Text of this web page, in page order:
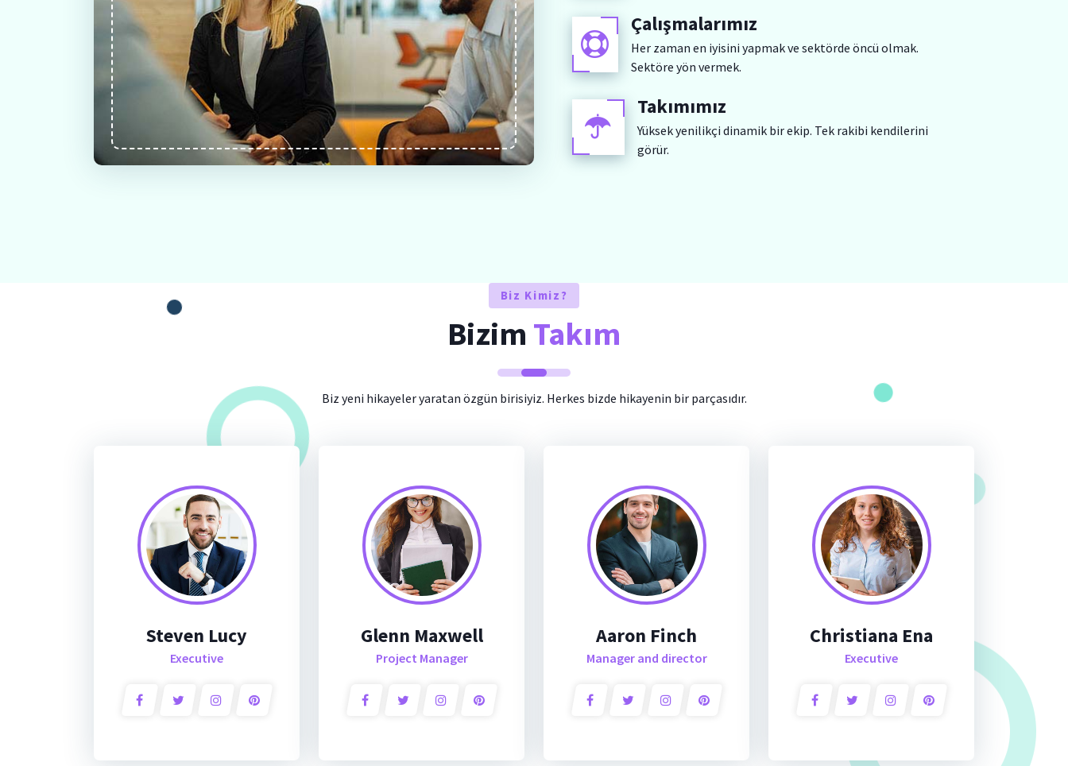
Çalışmalarımız
Her zaman en iyisini yapmak ve sektörde öncü olmak.
Sektöre yön vermek.
Takımımız
Yüksek yenilikçi dinamik bir ekip. Tek rakibi kendilerini
görür.
Biz Kimiz?
Bizim Takım
Biz yeni hikayeler yaratan özgün birisiyiz. Herkes bizde hikayenin bir parçasıdır.
Steven Lucy
Executive
Glenn Maxwell
Project Manager
Aaron Finch
Manager and director
Christiana Ena
Executive